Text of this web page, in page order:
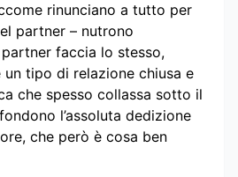
rinunciano a tutto per
partner – nutrono
faccia lo stesso,
tipo di relazione chiusa e
che spesso collassa sotto il
l’assoluta dedizione
che però è cosa ben